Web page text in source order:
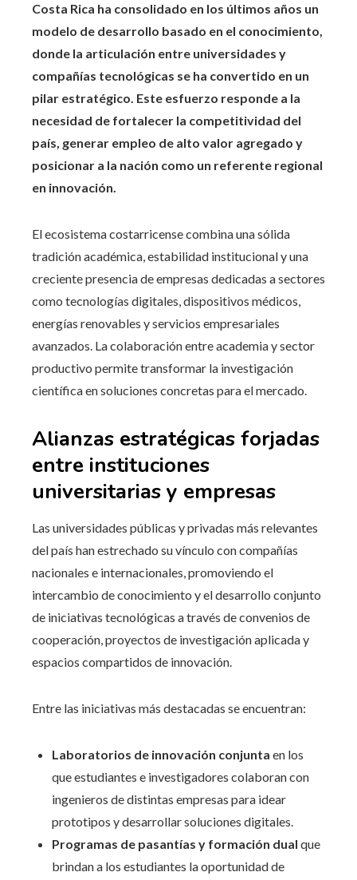
Costa Rica ha consolidado en los últimos años un
modelo de desarrollo basado en el conocimiento,
donde la articulación entre universidades y
compañías tecnológicas se ha convertido en un
pilar estratégico. Este esfuerzo responde a la
necesidad de fortalecer la competitividad del
país, generar empleo de alto valor agregado y
posicionar a la nación como un referente regional
en innovación.
El ecosistema costarricense combina una sólida
tradición académica, estabilidad institucional y una
creciente presencia de empresas dedicadas a sectores
como tecnologías digitales, dispositivos médicos,
energías renovables y servicios empresariales
avanzados. La colaboración entre academia y sector
productivo permite transformar la investigación
científica en soluciones concretas para el mercado.
Alianzas estratégicas forjadas
entre instituciones
universitarias y empresas
Las universidades públicas y privadas más relevantes
del país han estrechado su vínculo con compañías
nacionales e internacionales, promoviendo el
intercambio de conocimiento y el desarrollo conjunto
de iniciativas tecnológicas a través de convenios de
cooperación, proyectos de investigación aplicada y
espacios compartidos de innovación.
Entre las iniciativas más destacadas se encuentran:
Laboratorios de innovación conjunta en los
que estudiantes e investigadores colaboran con
ingenieros de distintas empresas para idear
prototipos y desarrollar soluciones digitales.
Programas de pasantías y formación dual que
brindan a los estudiantes la oportunidad de